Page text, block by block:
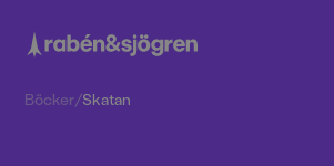
Böcker/Skatan